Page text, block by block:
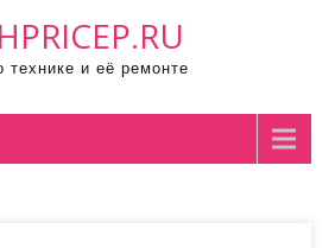
технике и её ремонте